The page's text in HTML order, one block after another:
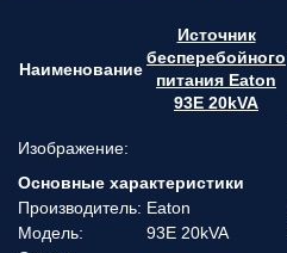
Наименование
Источник
бесперебойного
питания Eaton
93E 20kVA
Изображение:
Основные характеристики
Производитель: Eaton
Модель:
93E 20kVA